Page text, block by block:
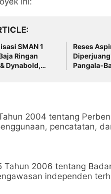
SMAN 1
Ringan
Dynabold,
Reses
Pangala-
2004 tentang
pencatatan,
Tahun 2006 tentang
independen